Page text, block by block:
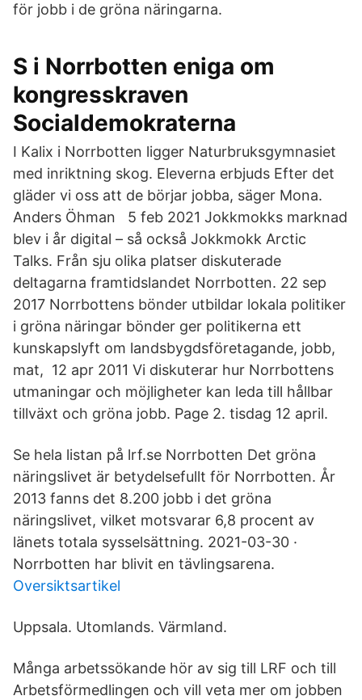
för jobb i de gröna näringarna.
S i Norrbotten eniga om
kongresskraven
Socialdemokraterna
I Kalix i Norrbotten ligger Naturbruksgymnasiet
med inriktning skog. Eleverna erbjuds Efter det
gläder vi oss att de börjar jobba, säger Mona.
Anders Öhman 5 feb 2021 Jokkmokks marknad
blev i år digital – så också Jokkmokk Arctic
Talks. Från sju olika platser diskuterade
deltagarna framtidslandet Norrbotten. 22 sep
2017 Norrbottens bönder utbildar lokala politiker
i gröna näringar bönder ger politikerna ett
kunskapslyft om landsbygdsföretagande, jobb,
mat, 12 apr 2011 Vi diskuterar hur Norrbottens
utmaningar och möjligheter kan leda till hållbar
tillväxt och gröna jobb. Page 2. tisdag 12 april.
Se hela listan på lrf.se Norrbotten Det gröna
näringslivet är betydelsefullt för Norrbotten. År
2013 fanns det 8.200 jobb i det gröna
näringslivet, vilket motsvarar 6,8 procent av
länets totala sysselsättning. 2021-03-30 ·
Norrbotten har blivit en tävlingsarena.
Oversiktsartikel
Uppsala. Utomlands. Värmland.
Många arbetssökande hör av sig till LRF och till
Arbetsförmedlingen och vill veta mer om jobben